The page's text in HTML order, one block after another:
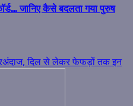
जानिए कैसे बदलता गया पुरुष
दिल से लेकर फेफड़ों तक इन